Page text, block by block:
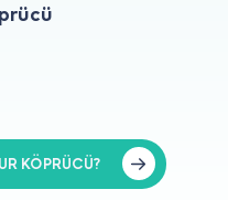
KÖPRÜCÜ?